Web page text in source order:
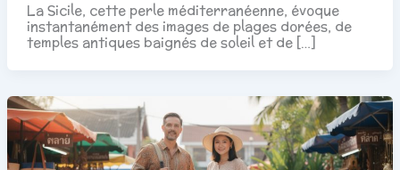
La Sicile, cette perle méditerranéenne, évoque
instantanément des images de plages dorées, de
temples antiques baignés de soleil et de […]